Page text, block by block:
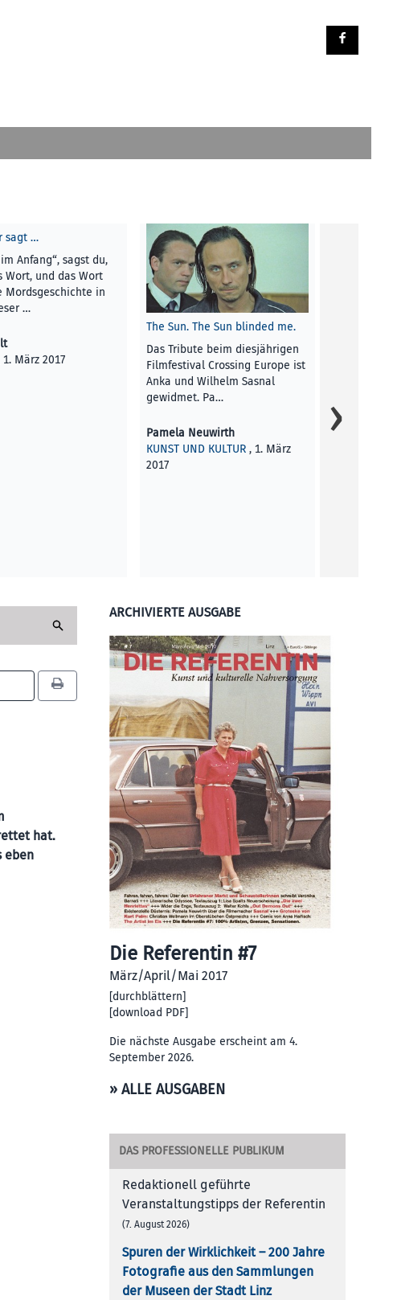
sagt …
Anfang“, sagst du,
Wort, und das Wort
Mordsgeschichte in
…
1. März 2017
The Sun. The Sun blinded me.
Das Tribute beim diesjährigen
Filmfestival Crossing Europe ist
Anka und Wilhelm Sasnal
gewidmet. Pa…
Pamela Neuwirth
KUNST UND KULTUR , 1. März
2017
hat.
eben
ARCHIVIERTE AUSGABE
Die Referentin #7
März/April/Mai 2017
[durchblättern]
[download PDF]
Die nächste Ausgabe erscheint am 4.
September 2026.
» ALLE AUSGABEN
DAS PROFESSIONELLE PUBLIKUM
Redaktionell geführte
Veranstaltungstipps der Referentin
(7. August 2026)
Spuren der Wirklichkeit – 200 Jah­re
Foto­gra­fie aus den Samm­lun­gen
der Muse­en der Stadt Linz